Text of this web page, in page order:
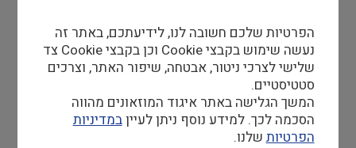
סטודנטים וסטודנטיות או בוגרי תואר ראשון מדעי
זמינות למספר משמרות בשבוע
עבודה במכון דוידסון ברחובות
הפרטיות שלכם חשובה לנו, לידיעתכם, באתר זה
נעשה שימוש בקבצי Cookie וכן בקבצי Cookie צד
שלישי לצרכי ניטור, אבטחה, שיפור האתר, וצרכים
סטטיסטיים.
המשך הגלישה באתר איגוד המוזאונים מהווה
הסכמה לכך. למידע נוסף ניתן לעייןבמדיניות
הפרטיות שלנו.